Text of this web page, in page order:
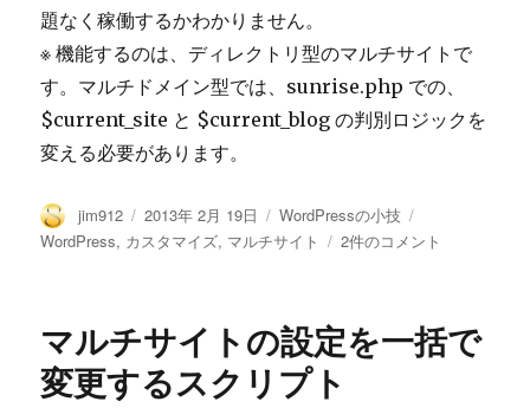
題なく稼働するかわかりません。
※ 機能するのは、ディレクトリ型のマルチサイトで
す。マルチドメイン型では、sunrise.php での、
$current_site と $current_blog の判別ロジックを
変える必要があります。
投
稿
jim912
投
稿
2013年 2月 19日
カ
テ
WordPressの小技
グ
WordPress, カスタマイズ, マルチサイト
WordPress
チ
サ
2件のコメント
マルチサイトの設定を一括で
変更するスクリプト